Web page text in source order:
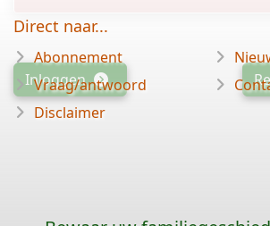
Inloggen
Direct naar...
Abonnement
Vraag/antwoord
Disclaimer